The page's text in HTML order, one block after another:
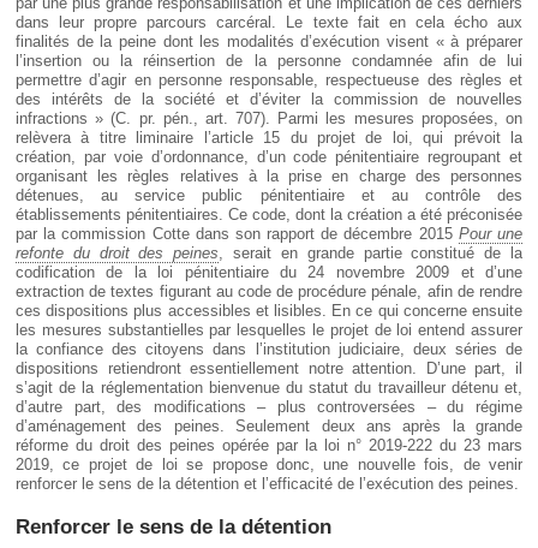
dans leur propre parcours carcéral. Le texte fait en cela écho aux
finalités de la peine dont les modalités d’exécution visent « à préparer
l’insertion ou la réinsertion de la personne condamnée afin de lui
permettre d’agir en personne responsable, respectueuse des règles et
des intérêts de la société et d’éviter la commission de nouvelles
infractions » (C. pr. pén., art. 707). Parmi les mesures proposées, on
relèvera à titre liminaire l’article 15 du projet de loi, qui prévoit la
création, par voie d’ordonnance, d’un code pénitentiaire regroupant et
organisant les règles relatives à la prise en charge des personnes
détenues, au service public pénitentiaire et au contrôle des
établissements pénitentiaires. Ce code, dont la création a été préconisée
par la commission Cotte dans son rapport de décembre 2015 Pour une
refonte du droit des peines, serait en grande partie constitué de la
codification de la loi pénitentiaire du 24 novembre 2009 et d’une
extraction de textes figurant au code de procédure pénale, afin de rendre
ces dispositions plus accessibles et lisibles. En ce qui concerne ensuite
les mesures substantielles par lesquelles le projet de loi entend assurer
la confiance des citoyens dans l’institution judiciaire, deux séries de
dispositions retiendront essentiellement notre attention. D’une part, il
s’agit de la réglementation bienvenue du statut du travailleur détenu et,
d’autre part, des modifications – plus controversées – du régime
d’aménagement des peines. Seulement deux ans après la grande
réforme du droit des peines opérée par la loi n° 2019-222 du 23 mars
2019, ce projet de loi se propose donc, une nouvelle fois, de venir
renforcer le sens de la détention et l’efficacité de l’exécution des peines.
Renforcer le sens de la détention